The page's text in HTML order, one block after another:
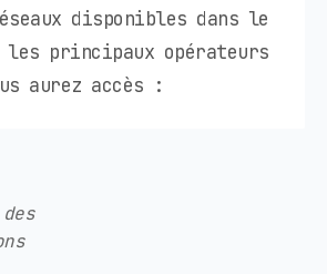
disponibles dans le
principaux opérateurs
aurez accès :